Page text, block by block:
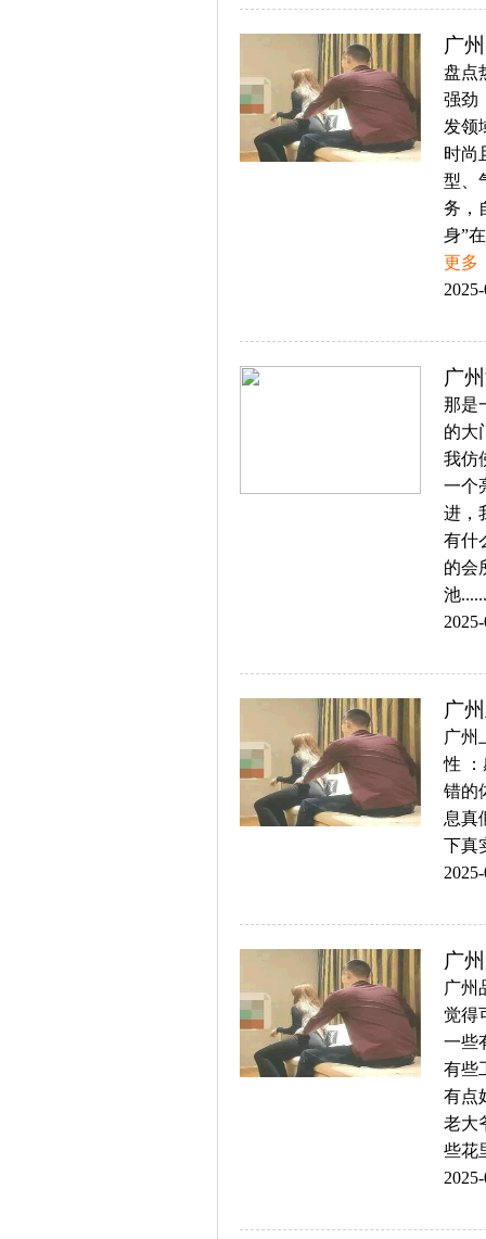
广
盘点
强劲
发领
时尚
型、
务，
身”
更多
广
那是
的大
我仿
一个
进，
有什
的会
池......
广
广州
性：
错的
息真
下真
广
广州
觉得
一些
有些
有点
老大
些花